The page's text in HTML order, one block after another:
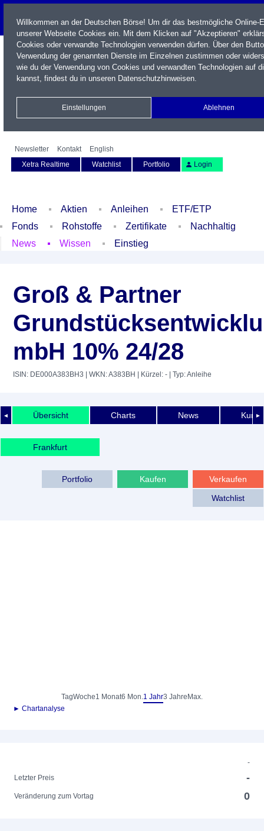
Name / WKN / ISIN / Kürzel
Newsletter Kontakt
English
Xetra Realtime
Watchlist Portfolio Login
Home Aktien Anleihen
ETF/ETP
Fonds
Rohstoffe Zertifikate
Nachhaltig
News
Wissen Einstieg
Groß & Partner
mbH 10% 24/28
ISIN: DE000A383BH3 | WKN: A383BH | Kürzel: - | Typ: Anleihe
◄ ►
Übersicht Charts News
Frankfurt
Verkaufen
Kaufen
Portfolio
Watchlist
TagWoche1 Monat6 Mon.1 Jahr3 Jahre Max.
► Chartanalyse
-
Letzter Preis
-
Veränderung zum Vortag 0
Willkommen an der Deutschen Börse! Um dir das bestmögliche
unserer Webseite Cookies ein. Mit dem Klicken auf "Akzeptieren"
Cookies oder verwandte Technologien verwenden dürfen. Über den
Verwendung der genannten Dienste im Einzelnen zustimmen oder
wie du der Verwendung von Cookies und verwandten Technologien auf
kannst, findest du in unseren Datenschutzhinweisen.
Einstellungen Ablehnen